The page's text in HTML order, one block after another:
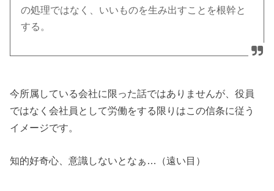
の処理ではなく、いいものを生み出すことを根幹と
する。
今所属している会社に限った話ではありませんが、役員
ではなく会社員として労働をする限りはこの信条に従う
イメージです。
知的好奇心、意識しないとなぁ…（遠い目）